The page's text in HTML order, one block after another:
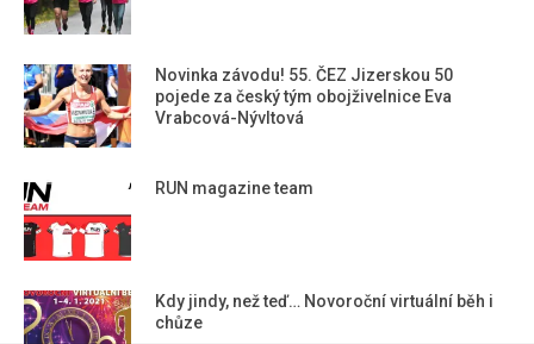
Novinka závodu! 55. ČEZ Jizerskou 50
pojede za český tým obojživelnice Eva
Vrabcová-Nývltová
RUN magazine team
Kdy jindy, než teď… Novoroční virtuální běh i
chůze